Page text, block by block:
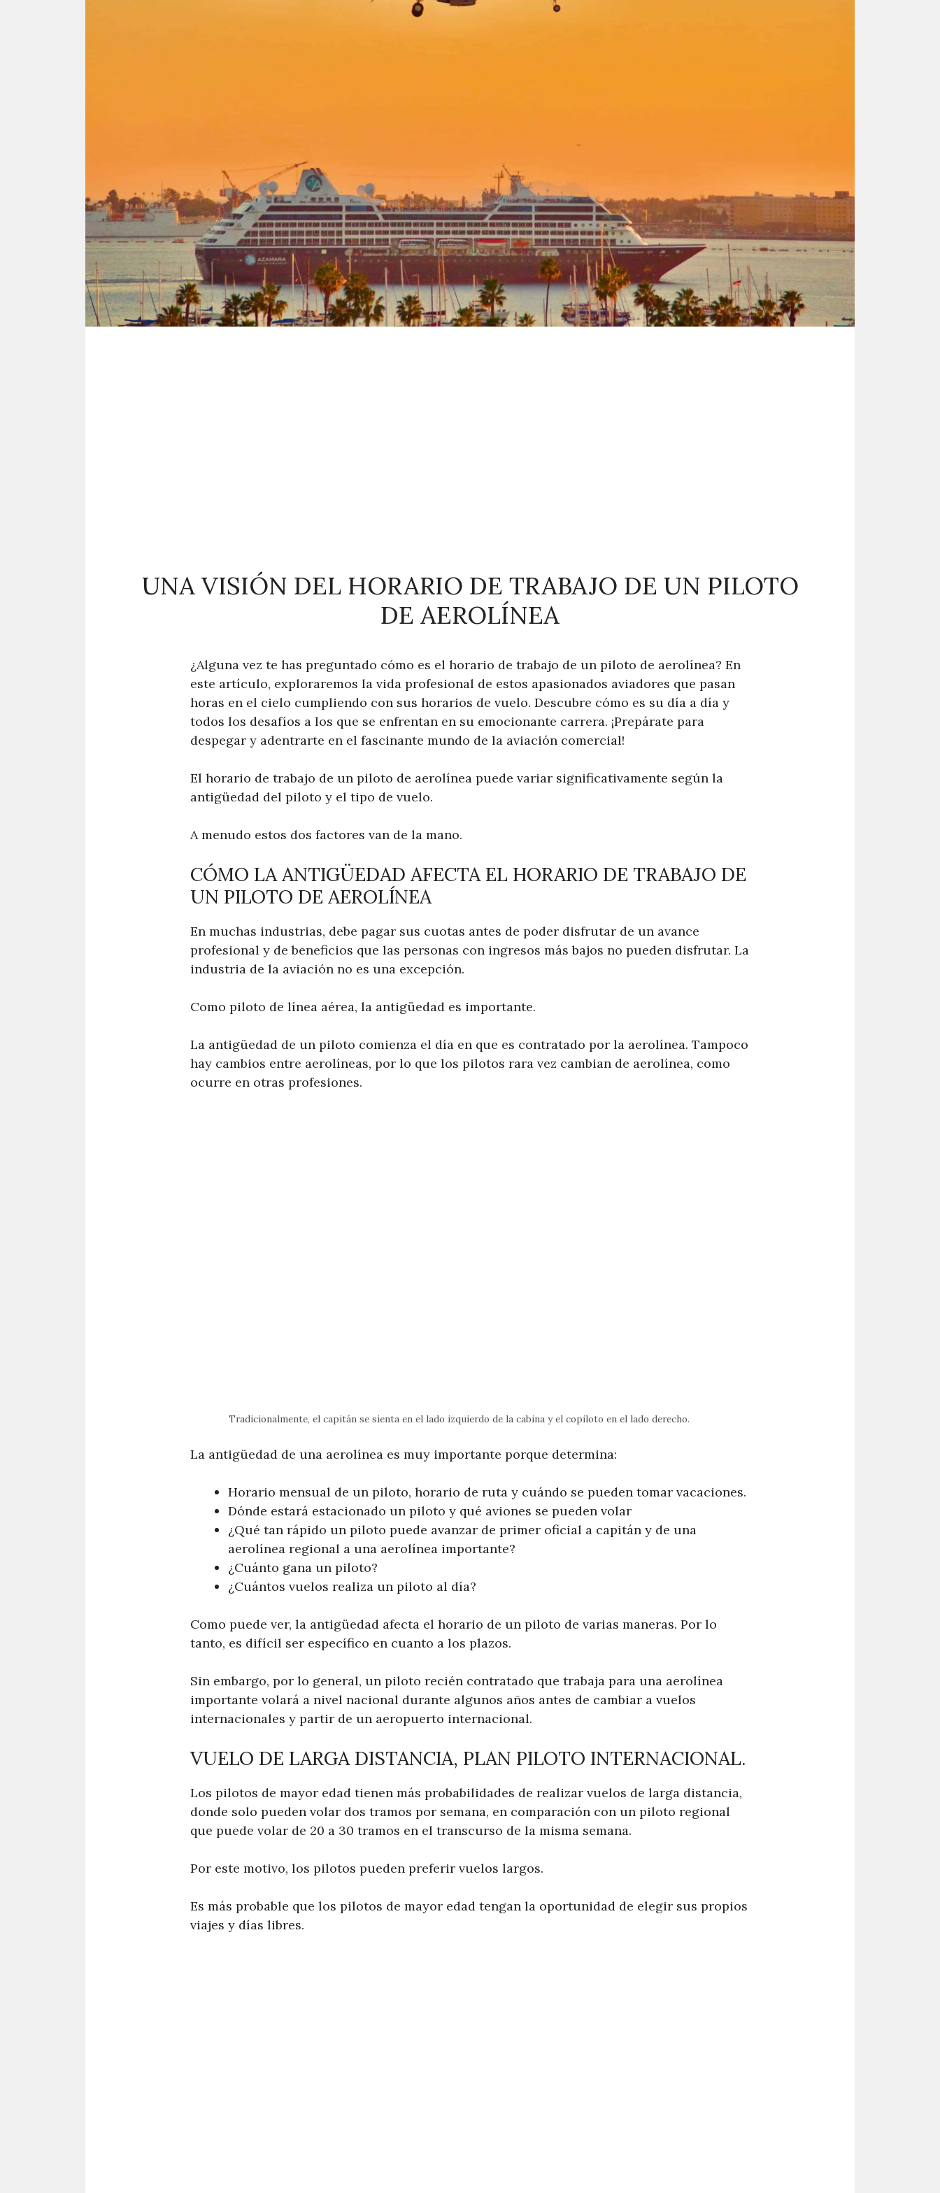
UNA VISIÓN DEL HORARIO DE TRABAJO DE UN PILOTO
DE AEROLÍNEA
¿Alguna vez te has preguntado cómo es el horario de trabajo de un piloto de aerolínea? En
este artículo, exploraremos la vida profesional de estos apasionados aviadores que pasan
horas en el cielo cumpliendo con sus horarios de vuelo. Descubre cómo es su día a día y
todos los desafíos a los que se enfrentan en su emocionante carrera. ¡Prepárate para
despegar y adentrarte en el fascinante mundo de la aviación comercial!
El horario de trabajo de un piloto de aerolínea puede variar significativamente según la
antigüedad del piloto y el tipo de vuelo.
A menudo estos dos factores van de la mano.
CÓMO LA ANTIGÜEDAD AFECTA EL HORARIO DE TRABAJO DE
UN PILOTO DE AEROLÍNEA
En muchas industrias, debe pagar sus cuotas antes de poder disfrutar de un avance
profesional y de beneficios que las personas con ingresos más bajos no pueden disfrutar. La
industria de la aviación no es una excepción.
Como piloto de línea aérea, la antigüedad es importante.
La antigüedad de un piloto comienza el día en que es contratado por la aerolínea. Tampoco
hay cambios entre aerolíneas, por lo que los pilotos rara vez cambian de aerolínea, como
ocurre en otras profesiones.
Tradicionalmente, el capitán se sienta en el lado izquierdo de la cabina y el copiloto en el lado derecho.
La antigüedad de una aerolínea es muy importante porque determina:
Horario mensual de un piloto, horario de ruta y cuándo se pueden tomar vacaciones.
Dónde estará estacionado un piloto y qué aviones se pueden volar
¿Qué tan rápido un piloto puede avanzar de primer oficial a capitán y de una
aerolínea regional a una aerolínea importante?
¿Cuánto gana un piloto?
¿Cuántos vuelos realiza un piloto al día?
Como puede ver, la antigüedad afecta el horario de un piloto de varias maneras. Por lo
tanto, es difícil ser específico en cuanto a los plazos.
Sin embargo, por lo general, un piloto recién contratado que trabaja para una aerolínea
importante volará a nivel nacional durante algunos años antes de cambiar a vuelos
internacionales y partir de un aeropuerto internacional.
VUELO DE LARGA DISTANCIA, PLAN PILOTO INTERNACIONAL.
Los pilotos de mayor edad tienen más probabilidades de realizar vuelos de larga distancia,
donde solo pueden volar dos tramos por semana, en comparación con un piloto regional
que puede volar de 20 a 30 tramos en el transcurso de la misma semana.
Por este motivo, los pilotos pueden preferir vuelos largos.
Es más probable que los pilotos de mayor edad tengan la oportunidad de elegir sus propios
viajes y días libres.